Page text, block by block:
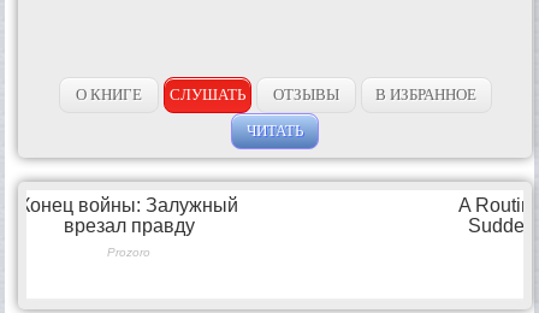
О КНИГЕ СЛУШАТЬ ОТЗЫВЫ
В ИЗБРАННОЕ
ЧИТАТЬ